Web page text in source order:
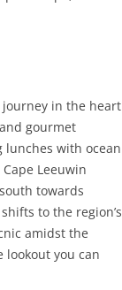
journey in the heart
gourmet
lunches with ocean
Leeuwin
towards
to the region’s
amidst the
you can